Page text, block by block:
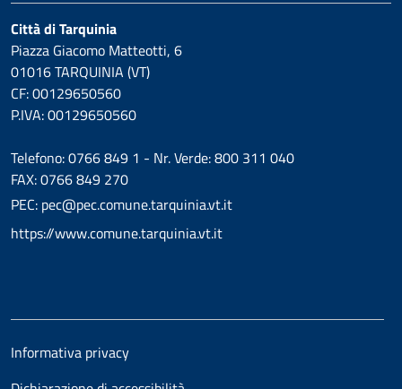
Città di Tarquinia
Piazza Giacomo Matteotti, 6
01016 TARQUINIA (VT)
CF: 00129650560
P.IVA: 00129650560
Telefono: 0766 849 1 - Nr. Verde: 800 311 040
FAX: 0766 849 270
PEC: pec@pec.comune.tarquinia.vt.it
https://www.comune.tarquinia.vt.it
Informativa privacy